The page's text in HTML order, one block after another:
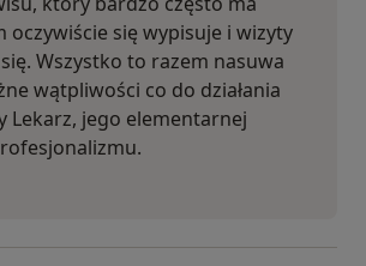
oczywiście się wypisuje i wizyty
Wszystko to razem nasuwa
wątpliwości co do działania
Lekarz, jego elementarnej